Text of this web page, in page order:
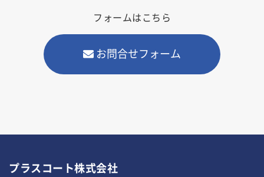
フォームはこちら
お問合せフォーム
プラスコート株式会社